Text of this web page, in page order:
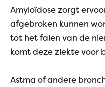
Amyloïdose zorgt
afgebroken kunnen
tot het falen van de
komt deze ziekte voor
Astma of andere